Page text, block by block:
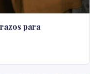
para